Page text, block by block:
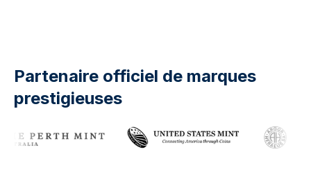
Partenaire officiel de marques
prestigieuses